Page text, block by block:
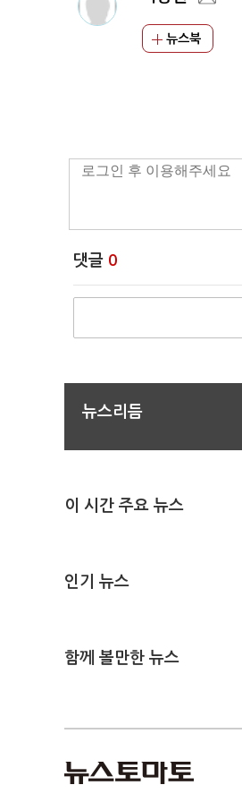
뉴스북
댓글 0
뉴스리듬
이 시간 주요 뉴스
인기 뉴스
함께 볼만한 뉴스